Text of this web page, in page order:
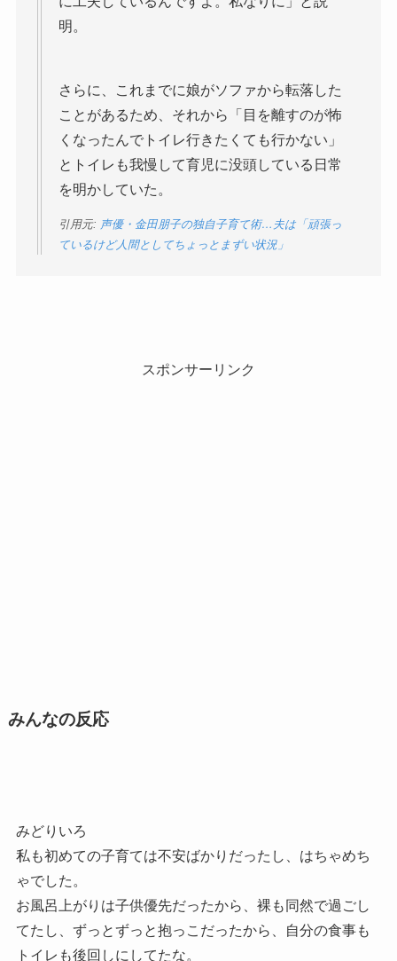
明。
さらに、これまでに娘がソファから転落した
ことがあるため、それから「目を離すのが怖
くなったんでトイレ行きたくても行かない」
とトイレも我慢して育児に没頭している日常
を明かしていた。
引用元: 声優・金田朋子の独自子育て術…夫は「頑張っ
ているけど人間としてちょっとまずい状況」
スポンサーリンク
みんなの反応
みどりいろ
私も初めての子育ては不安ばかりだったし、はちゃめち
ゃでした。
お風呂上がりは子供優先だったから、裸も同然で過ごし
てたし、ずっとずっと抱っこだったから、自分の食事も
トイレも後回しにしてたな。